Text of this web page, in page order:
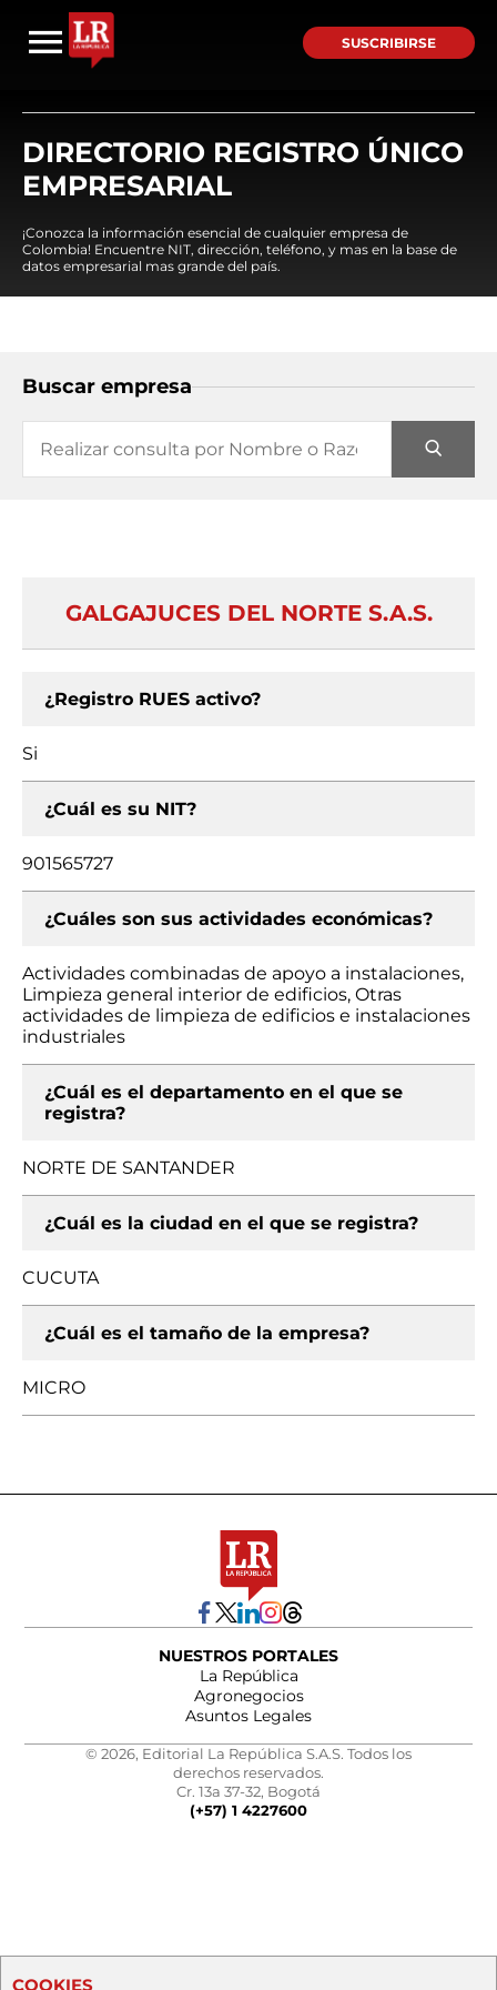
SUSCRIBIRSE
DIRECTORIO REGISTRO ÚNICO
EMPRESARIAL
¡Conozca la información esencial de cualquier empresa de
Colombia! Encuentre NIT, dirección, teléfono, y mas en la base de
datos empresarial mas grande del país.
Buscar empresa
GALGAJUCES DEL NORTE S.A.S.
¿Registro RUES activo?
Si
¿Cuál es su NIT?
901565727
¿Cuáles son sus actividades económicas?
Actividades combinadas de apoyo a instalaciones,
Limpieza general interior de edificios, Otras
actividades de limpieza de edificios e instalaciones
industriales
¿Cuál es el departamento en el que se
registra?
NORTE DE SANTANDER
¿Cuál es la ciudad en el que se registra?
CUCUTA
¿Cuál es el tamaño de la empresa?
MICRO
NUESTROS PORTALES
La República
Agronegocios
Asuntos Legales
© 2026, Editorial La República S.A.S. Todos los
derechos reservados.
Cr. 13a 37-32, Bogotá
(+57) 1 4227600
COOKIES